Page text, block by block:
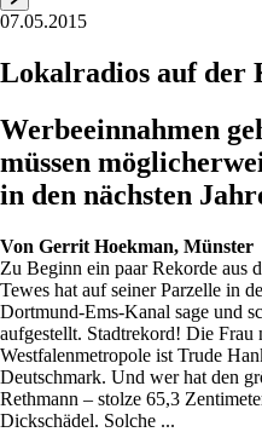
07.05.2015
Lokalradios auf der
Werbeeinnahmen
müssen
in den nächsten
Von Gerrit Hoekman, Münster
Zu Beginn ein paar Rekorde aus
Tewes hat auf seiner Parzelle in
Dortmund-Ems-Kanal sage und
aufgestellt. Stadtrekord! Die
Westfalenmetropole ist Trude
Deutschmark. Und wer hat den
Rethmann – stolze 65,3
Dickschädel. Solche ...